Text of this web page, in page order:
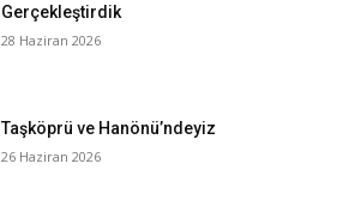
Gerçekleştirdik
28 Haziran 2026
Taşköprü ve Hanönü’ndeyiz
26 Haziran 2026